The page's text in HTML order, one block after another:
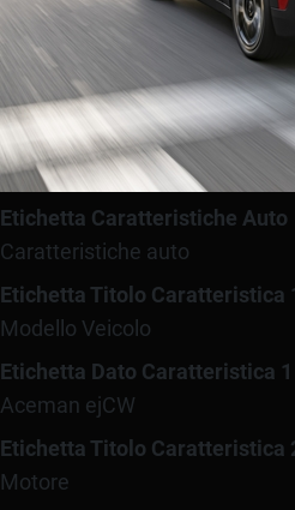
Etichetta Caratteristiche Auto
Caratteristiche auto
Etichetta Titolo Caratteristica
Modello Veicolo
Etichetta Dato Caratteristica 1
Aceman ejCW
Etichetta Titolo Caratteristica
Motore